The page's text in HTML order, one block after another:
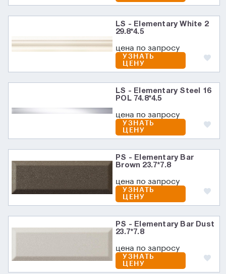
LS - Elementary White 2
29.8*4.5
цена по запросу
УЗНАТЬ
ЦЕНУ
LS - Elementary Steel 16
POL 74.8*4.5
цена по запросу
УЗНАТЬ
ЦЕНУ
PS - Elementary Bar
Brown 23.7*7.8
цена по запросу
УЗНАТЬ
ЦЕНУ
PS - Elementary Bar Dust
23.7*7.8
цена по запросу
УЗНАТЬ
ЦЕНУ